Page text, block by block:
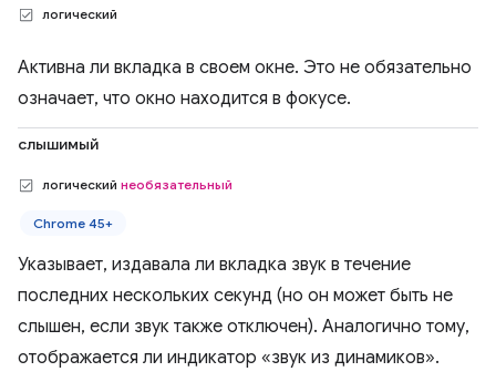
логический
Активна ли вкладка в своем окне. Это не обязательно
означает, что окно находится в фокусе.
слышимый
логический необязательный
Chrome 45+
Указывает, издавала ли вкладка звук в течение
последних нескольких секунд (но он может быть не
слышен, если звук также отключен). Аналогично тому,
отображается ли индикатор «звук из динамиков».